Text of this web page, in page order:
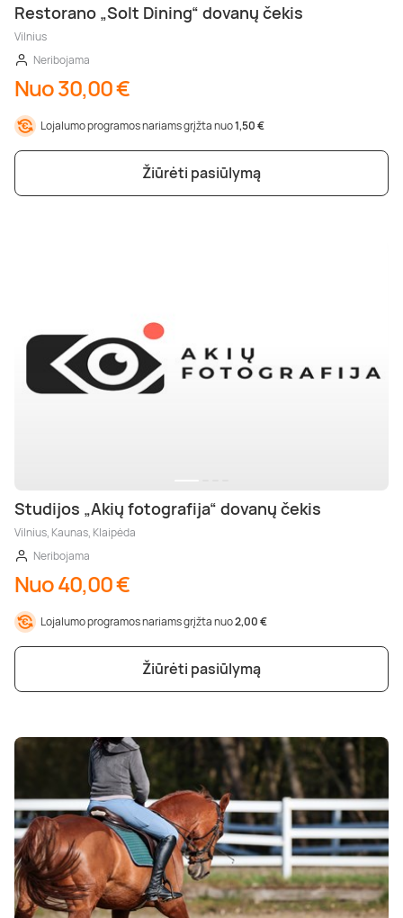
Restorano „Solt Dining“ dovanų čekis
Vilnius
Neribojama
Nuo 30,00 €
Lojalumo programos nariams grįžta nuo1,50 €
Žiūrėti pasiūlymą
Studijos „Akių fotografija“ dovanų čekis
Vilnius, Kaunas, Klaipėda
Neribojama
Nuo 40,00 €
Lojalumo programos nariams grįžta nuo2,00 €
Žiūrėti pasiūlymą